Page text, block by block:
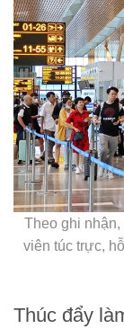
Theo ghi
viên túc trực,
Thúc đẩy